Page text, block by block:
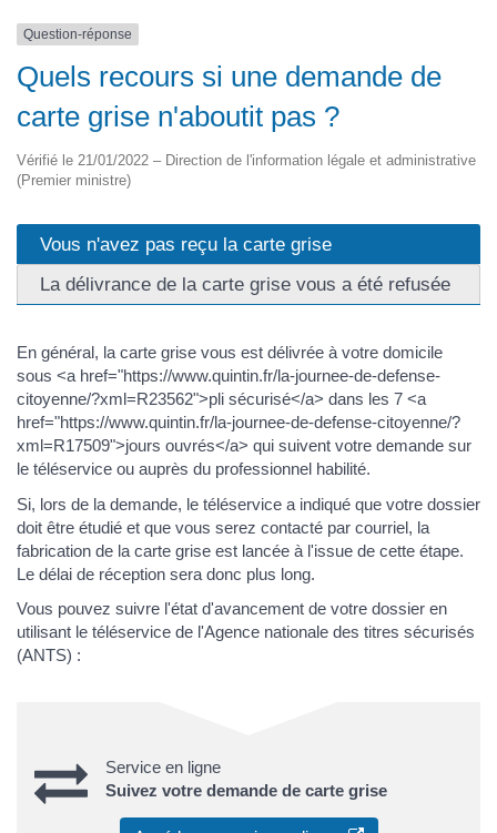
Question-réponse
Quels recours si une demande de
carte grise n'aboutit pas ?
Vérifié le 21/01/2022 – Direction de l'information légale et administrative
(Premier ministre)
Vous n'avez pas reçu la carte grise
La délivrance de la carte grise vous a été refusée
En général, la carte grise vous est délivrée à votre domicile
sous <a href="https://www.quintin.fr/la-journee-de-defense-
citoyenne/?xml=R23562">pli sécurisé</a> dans les 7 <a
href="https://www.quintin.fr/la-journee-de-defense-citoyenne/?
xml=R17509">jours ouvrés</a> qui suivent votre demande sur
le téléservice ou auprès du professionnel habilité.
Si, lors de la demande, le téléservice a indiqué que votre dossier
doit être étudié et que vous serez contacté par courriel, la
fabrication de la carte grise est lancée à l'issue de cette étape.
Le délai de réception sera donc plus long.
Vous pouvez suivre l'état d'avancement de votre dossier en
utilisant le téléservice de l'Agence nationale des titres sécurisés
(ANTS) :
Service en ligne
Suivez votre demande de carte grise